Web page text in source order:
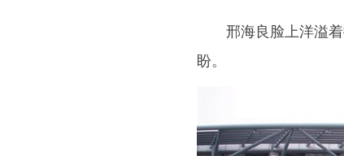
邢海良脸上洋溢着
盼。